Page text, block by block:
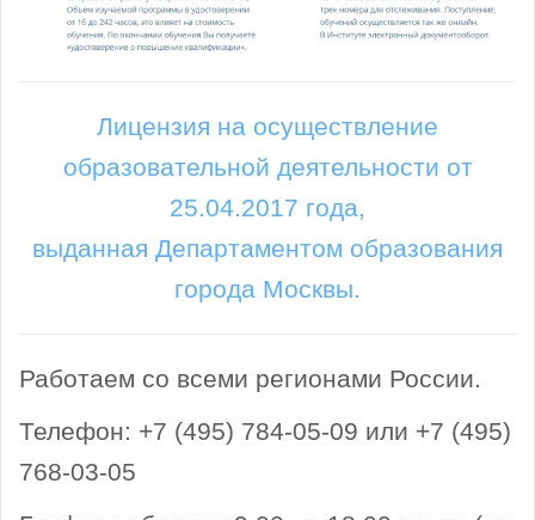
Лицензия на осуществление
образовательной деятельности от
25.04.2017 года,
выданная Департаментом образования
города Москвы.
Работаем со всеми регионами России.
Телефон: +7 (495) 784-05-09 или +7 (495)
768-03-05